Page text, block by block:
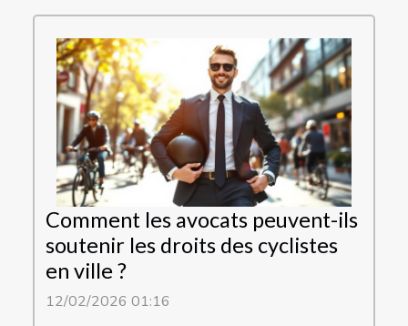
Comment les avocats peuvent-ils
soutenir les droits des cyclistes
en ville ?
12/02/2026 01:16